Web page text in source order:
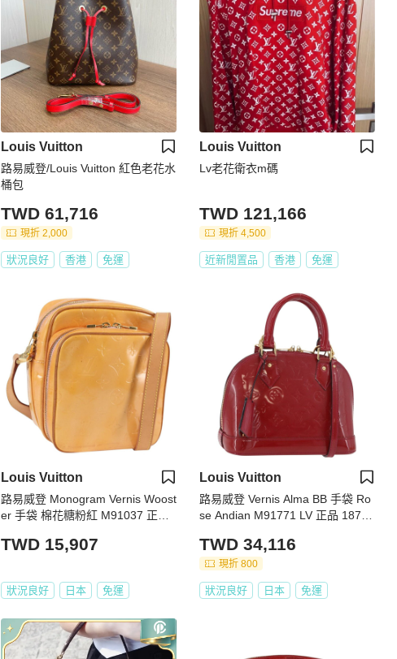
Louis Vuitton
路易威登/Louis Vuitton 紅色老花水
桶包
TWD 61,716
現折 2,000
狀況良好 香港 免運
Louis Vuitton
Lv老花衛衣m碼
TWD 121,166
現折 4,500
近新閒置品 香港 免運
Louis Vuitton
路易威登 Monogram Vernis Woost
er 手袋 棉花糖粉紅 M91037 正品
TWD 15,907
狀況良好 日本 免運
Louis Vuitton
路易威登 Vernis Alma BB 手袋 Ro
se Andian M91771 LV 正品 18792
TWD 34,116
現折 800
狀況良好 日本 免運